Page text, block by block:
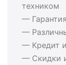
техником
—
—
— Кредит
— Скидки